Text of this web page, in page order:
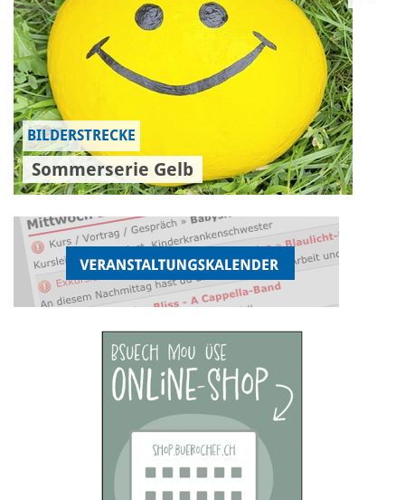
BILDERSTRECKE
Sommerserie Gelb